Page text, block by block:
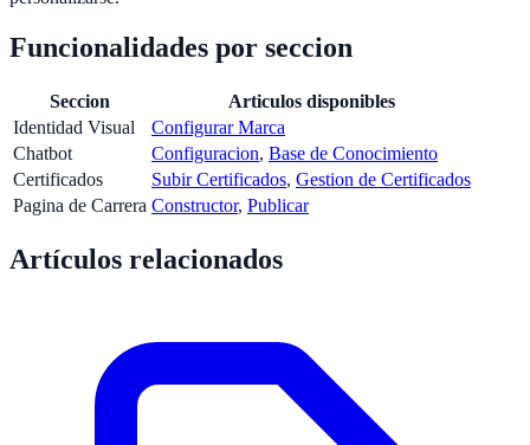
Funcionalidades por seccion
Seccion
Articulos disponibles
Identidad Visual
Configurar Marca
Chatbot
Configuracion, Base de Conocimiento
Certificados
Subir Certificados, Gestion de Certificados
Pagina de Carrera Constructor, Publicar
Artículos relacionados